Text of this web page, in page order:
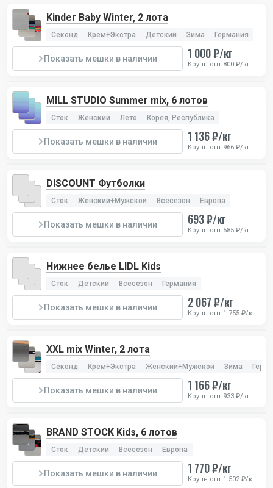
Kinder Baby Winter, 2 лота
Секонд Крем+Экстра Детский Зима Германия
Показать мешки в наличии 1 000 ₽/кг
Крупн.опт 800 ₽/кг
MILL STUDIO Summer mix, 6 лотов
Сток Женский Лето Корея, Республика
Показать мешки в наличии 1 136 ₽/кг
Крупн.опт 966 ₽/кг
DISCOUNT Футболки
Сток Женский+Мужской Всесезон Европа
Показать мешки в наличии 693 ₽/кг
Крупн.опт 585 ₽/кг
Нижнее белье LIDL Kids
Сток Детский Всесезон Германия
Показать мешки в наличии 2 067 ₽/кг
Крупн.опт 1 755 ₽/кг
XXL mix Winter, 2 лота
Секонд Крем+Экстра Женский+Мужской Зима
Показать мешки в наличии 1 166 ₽/кг
Крупн.опт 933 ₽/кг
BRAND STOCK Kids, 6 лотов
Сток Детский Всесезон Европа
Показать мешки в наличии 1 770 ₽/кг
Крупн.опт 1 502 ₽/кг